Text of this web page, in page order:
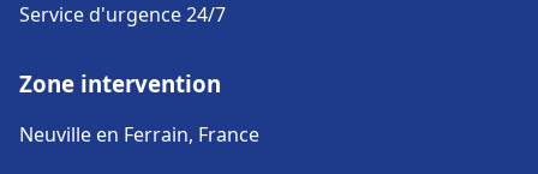
Service d'urgence 24/7
Zone intervention
Neuville en Ferrain, France